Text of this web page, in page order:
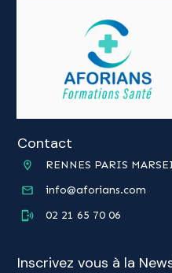
Contact
RENNES PARIS
info@aforians.com
02 21 65 70 06
Inscrivez vous à la